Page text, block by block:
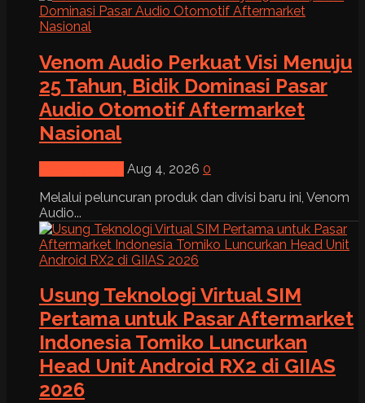
Venom Audio Perkuat Visi Menuju
25 Tahun, Bidik Dominasi Pasar
Audio Otomotif Aftermarket
Nasional
Aug 4, 2026 0
Melalui peluncuran produk dan divisi baru ini, Venom
Audio...
Usung Teknologi Virtual SIM
Pertama untuk Pasar Aftermarket
Indonesia Tomiko Luncurkan
Head Unit Android RX2 di GIIAS
2026